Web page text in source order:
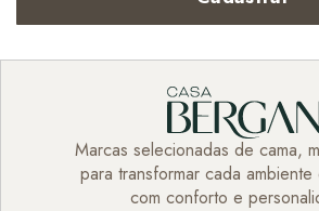
Marcas selecionadas de cama,
para transformar cada ambiente
com conforto e